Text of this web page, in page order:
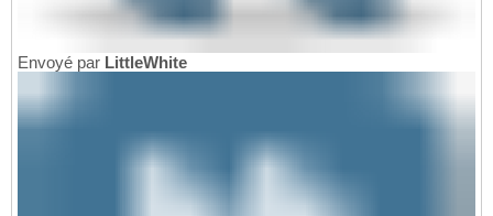
Envoyé par LittleWhite